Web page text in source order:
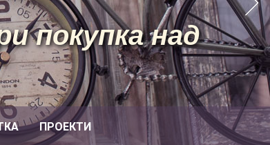
ПРОЕКТИ
покупка над